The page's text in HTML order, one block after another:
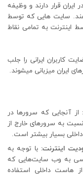
قرار دارند و وظیفه
سایت هایی که توسط
اینترنت به تمامی نقاط
کاربران ایرانی را جلب
ایران میزبانی می‍شوند.
از آنجایی که سرورها در
به سرورهای خارج از
بسیار بیشتر است.
اینترنت:با توجه به
به وب سایت‌‌هایی که
هاست داخلی استفاده